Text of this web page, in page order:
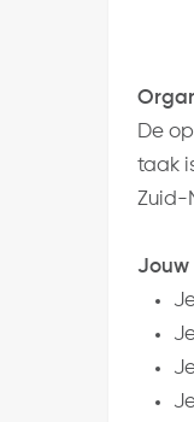
De
taak
Zuid-
Jouw